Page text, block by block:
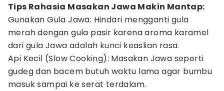
Tips Rahasia Masakan Jawa Makin Mantap:
Gunakan Gula Jawa: Hindari mengganti gula
merah dengan gula pasir karena aroma karamel
dari gula Jawa adalah kunci keaslian rasa.
Api Kecil (Slow Cooking): Masakan Jawa seperti
gudeg dan bacem butuh waktu lama agar bumbu
masuk sampai ke serat terdalam.